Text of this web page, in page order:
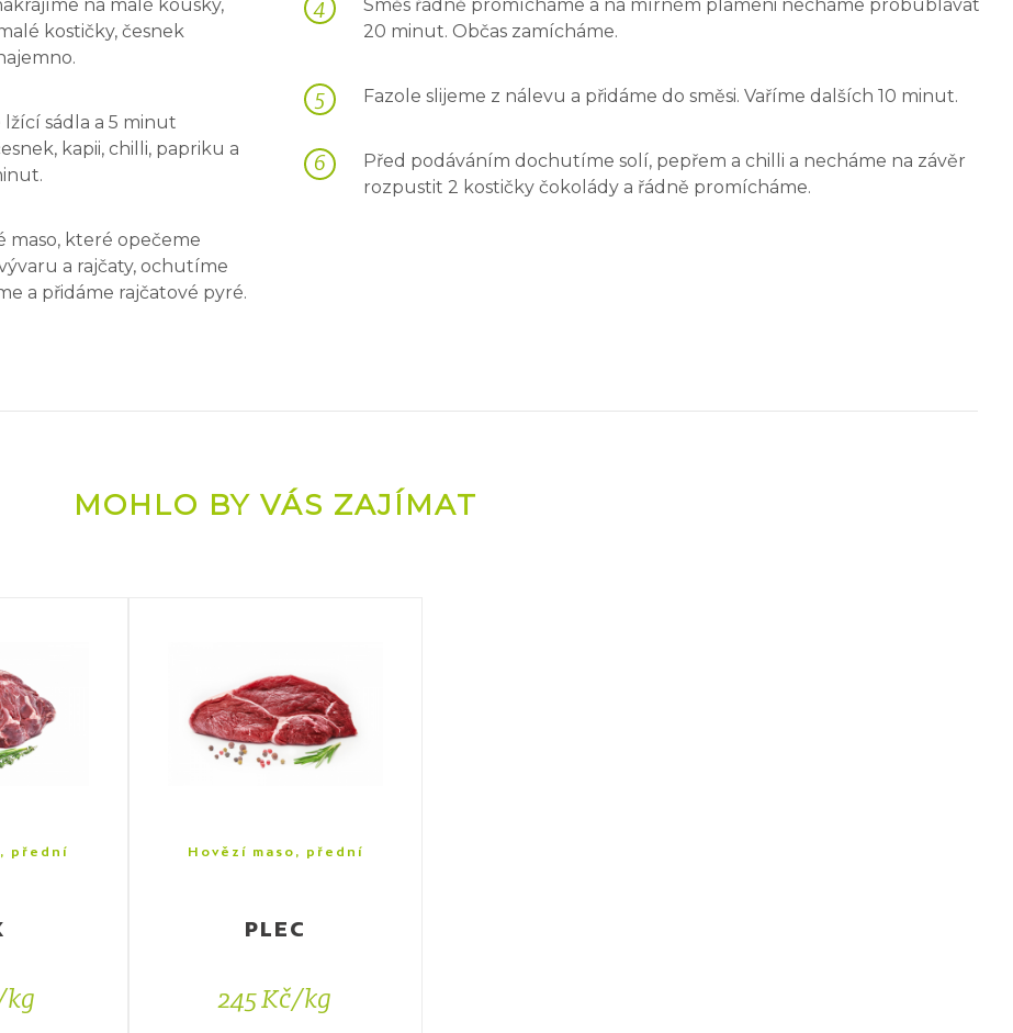
na malé kousky,
kostičky, česnek
sádla a 5 minut
kapii, chilli, papriku a
které opečeme
a rajčaty, ochutíme
a přidáme rajčatové pyré.
Směs řádně promícháme a na mírném plameni necháme probublávat
20 minut. Občas zamícháme.
Fazole slijeme z nálevu a přidáme do směsi. Vaříme dalších 10 minut.
Před podáváním dochutíme solí, pepřem a chilli a necháme na závěr
rozpustit 2 kostičky čokolády a řádně promícháme.
MOHLO BY VÁS ZAJÍMAT
přední
kg
Hovězí maso, přední
PLEC
245 Kč/kg